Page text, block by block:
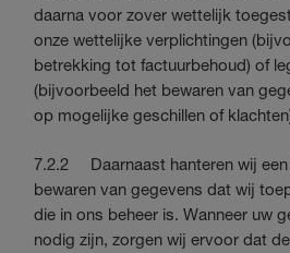
daarna voor zover wettelijk
onze wettelijke verplichtingen
betrekking tot factuurbehoud) of
(bijvoorbeeld het bewaren van
op mogelijke geschillen of
7.2.2 Daarnaast hanteren wij
bewaren van gegevens dat wij
die in ons beheer is. Wanneer uw
nodig zijn, zorgen wij ervoor dat